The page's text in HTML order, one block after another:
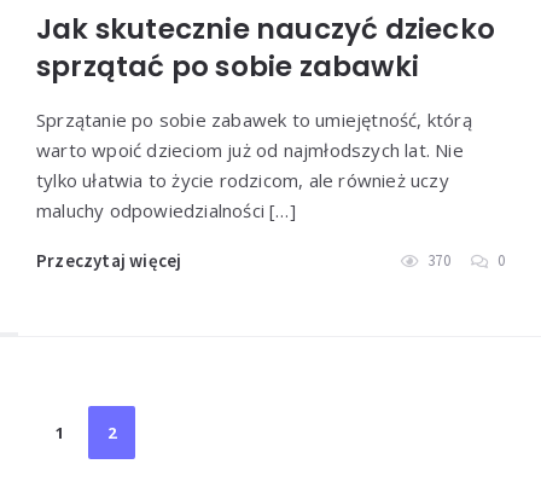
Jak skutecznie nauczyć dziecko
sprzątać po sobie zabawki
Sprzątanie po sobie zabawek to umiejętność, którą
warto wpoić dzieciom już od najmłodszych lat. Nie
tylko ułatwia to życie rodzicom, ale również uczy
maluchy odpowiedzialności […]
Przeczytaj więcej 370 0
Stronicowanie
wpisów
1 2